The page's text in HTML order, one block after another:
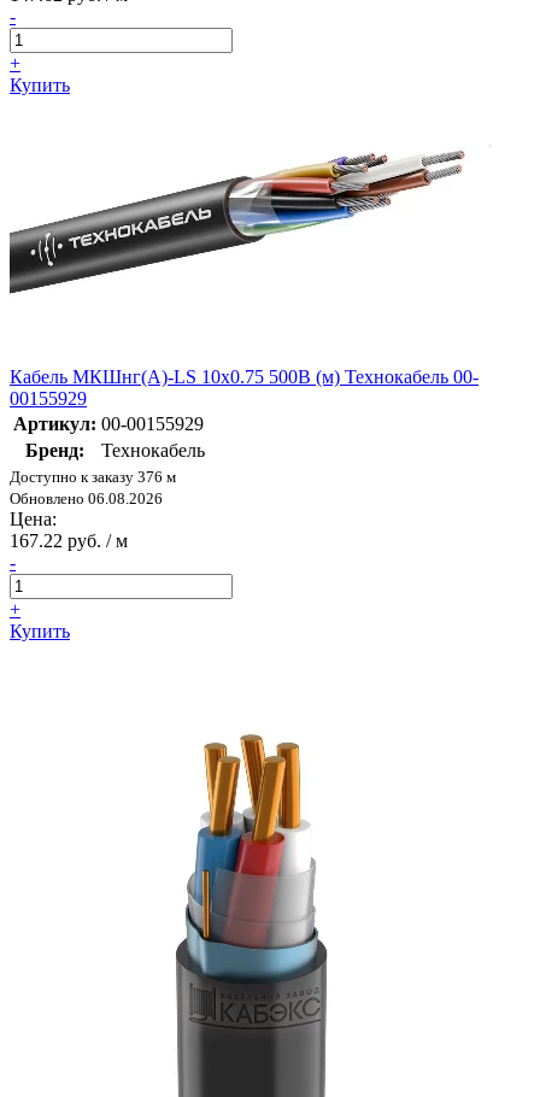
-
+
Купить
Кабель МКШнг(А)-LS 10х0.75 500В (м) Технокабель 00-
00155929
Артикул: 00-00155929
Бренд:
Технокабель
Доступно к заказу 376 м
Обновлено 06.08.2026
Цена:
167.22 руб. / м
-
+
Купить